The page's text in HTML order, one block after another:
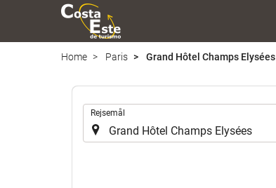
Home Paris Grand Hôtel Champs Elysées
Rejsemål